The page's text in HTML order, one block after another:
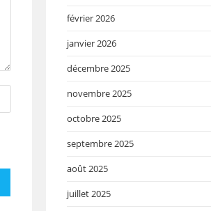
février 2026
janvier 2026
décembre 2025
novembre 2025
octobre 2025
septembre 2025
août 2025
juillet 2025